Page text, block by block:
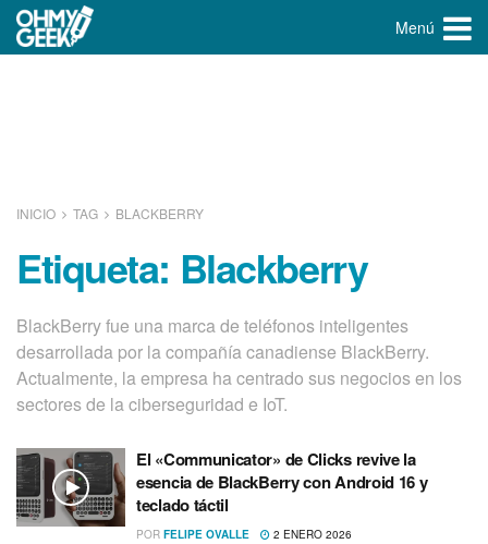
Menú
INICIO TAG BLACKBERRY
Etiqueta: Blackberry
BlackBerry fue una marca de teléfonos inteligentes
desarrollada por la compañía canadiense BlackBerry.
Actualmente, la empresa ha centrado sus negocios en los
sectores de la ciberseguridad e IoT.
El «Communicator» de Clicks revive la
esencia de BlackBerry con Android 16 y
teclado táctil
POR FELIPE OVALLE 2 ENERO 2026